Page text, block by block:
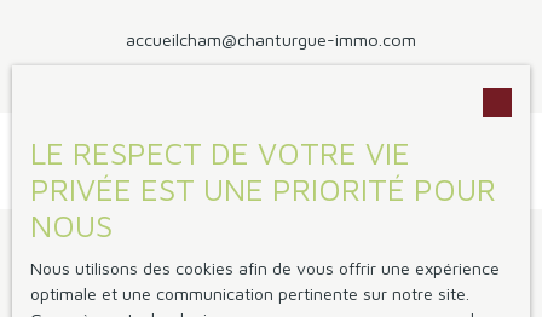
accueilcham@chanturgue-immo.com
Vendre avec nous
LE RESPECT DE VOTRE VIE
PRIVÉE EST UNE PRIORITÉ POUR
NOUS
Nous utilisons des cookies afin de vous offrir une expérience
optimale et une communication pertinente sur notre site.